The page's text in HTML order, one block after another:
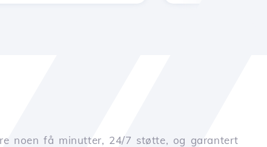
noen få minutter, 24/7 støtte, og garantert